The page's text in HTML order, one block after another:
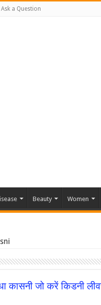
Ask a Question
Beauty Women
कासनी जो करें किडनी